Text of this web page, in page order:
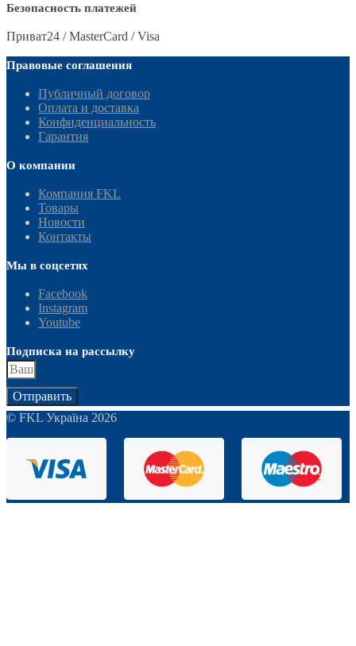
Безопасность платежей
Приват24 / MasterCard / Visa
Правовые соглашения
Публичный договор
Оплата и доставка
Конфиденциальность
Гарантия
О компании
Компания FKL
Товары
Новости
Контакты
Мы в соцсетях
Facebook
Instagram
Youtube
Подписка на рассылку
Отправить
© FKL Україна 2026